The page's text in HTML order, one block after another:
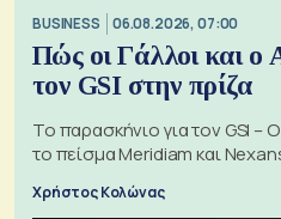
BUSINESS 06.08.2026, 07:00
Πώς οι Γάλλοι και
τον GSI στην πρίζα
Το παρασκήνιο για τον GSI
το πείσμα Meridiam και
Χρήστος Κολώνας